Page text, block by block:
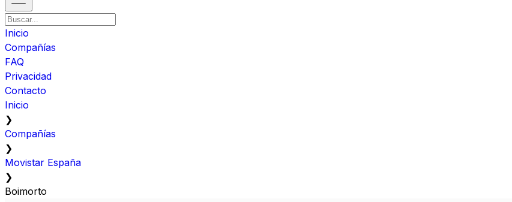
Inicio
Compañías
FAQ
Privacidad
Contacto
Inicio
❯
Compañías
❯
Movistar España
❯
Boimorto